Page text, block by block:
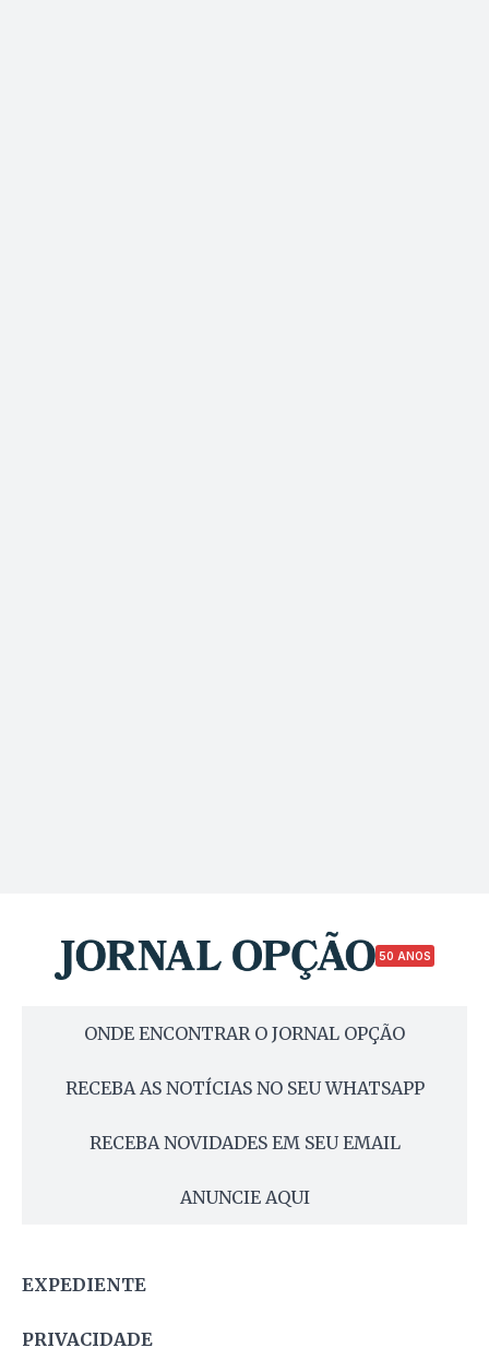
50 ANOS
ONDE ENCONTRAR O JORNAL OPÇÃO
RECEBA AS NOTÍCIAS NO SEU WHATSAPP
RECEBA NOVIDADES EM SEU EMAIL
ANUNCIE AQUI
EXPEDIENTE
PRIVACIDADE